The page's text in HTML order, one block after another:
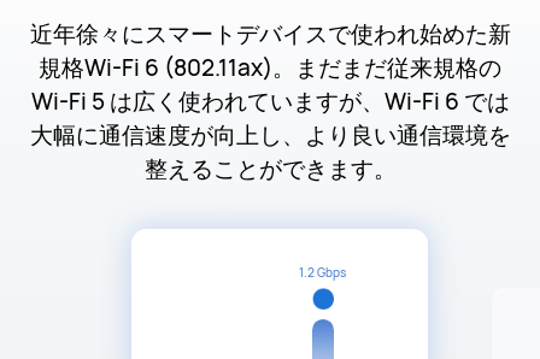
近年徐々にスマートデバイスで使われ始めた新
規格Wi-Fi 6 (802.11ax)。まだまだ従来規格の
Wi-Fi 5 は広く使われていますが、Wi-Fi 6 では
大幅に通信速度が向上し、より良い通信環境を
整えることができます。
1.2 Gbps